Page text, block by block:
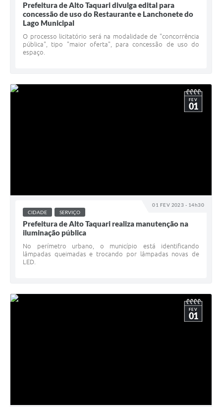
Prefeitura de Alto Taquari divulga edital para
concessão de uso do Restaurante e Lanchonete do
Lago Municipal
O processo licitatório será na modalidade de "concorrência
pública", tipo "maior oferta", para concessão de uso do
espaço.
01 FEV 2023 - 14h30
FEV
01
CIDADE SERVIÇO
Prefeitura de Alto Taquari realiza manutenção na
iluminação pública
No perímetro urbano, o município está identificando
lâmpadas queimadas e trocando por lâmpadas novas de
LED.
FEV
01